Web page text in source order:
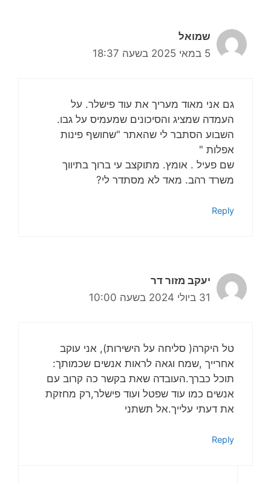
שמואל
5 במאי 2025 בשעה 18:37
גם אני מאוד מעריך את עוד פישלר. על
העמדה שמציג והסיכונים שמעמיס על גבו.
השבוע הסתבר לי שהאתר "שחושף פינות
אפלות "
שם פעיל . אומץ. מתוקצב עי ברוך בתיווך
משרד רהב. מאד לא מסתדר לי?
Reply
יעקב מזור דר
31 ביולי 2024 בשעה 10:00
טל היקרה( סליחה על הישירות), אני עוקב
אחרייך ,שמח וגאה לראות אנשים שכמותך:
תוכל כברך.העובדה שאת בקשר כה קרוב עם
אנשים כמו עוד שפטל ועוד פישלר,רק מחזקת
את דעתי עלייך.אל תשתני
Reply